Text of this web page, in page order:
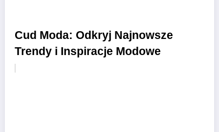
Cud Moda: Odkryj Najnowsze
Trendy i Inspiracje Modowe